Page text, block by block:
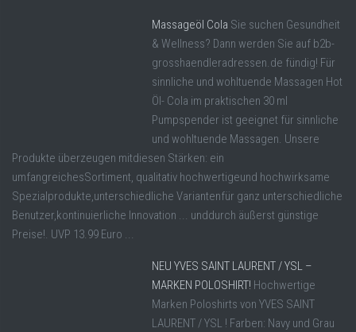
Massageöl Cola Sie suchen Gesundheit
& Wellness? Dann werden Sie auf b2b-
grosshaendleradressen.de fündig! Für
sinnliche und wohltuende Massagen Hot
Öl- Cola im praktischen 30 ml
Pumpspender ist geeignet für sinnliche
und wohltuende Massagen. Unsere
Produkte überzeugen mitdiesen Stärken: ein
umfangreichesSortiment, qualitativ hochwertigeund hochwirksame
Spezialprodukte,unterschiedliche Variantenfür ganz unterschiedliche
Benutzer,kontinuierliche Innovation ... unddurch äußerst günstige
Preise!. UVP 13.99 Euro ...
NEU YVES SAINT LAURENT / YSL –
MARKEN POLOSHIRT! Hochwertige
Marken Poloshirts von YVES SAINT
LAURENT / YSL ! Farben: Navy und Grau